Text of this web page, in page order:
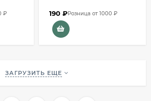
₽ 190 ₽Розница от 1000 ₽
ЗАГРУЗИТЬ ЕЩЕ